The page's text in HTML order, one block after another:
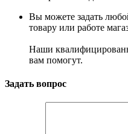
Вы можете задать
товару или работе
Наши
вам помогут.
Задать вопрос